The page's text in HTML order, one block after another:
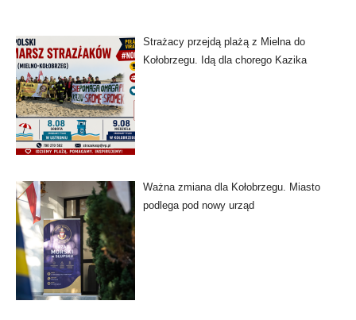
Strażacy przejdą plażą z Mielna do
Kołobrzegu. Idą dla chorego Kazika
Ważna zmiana dla Kołobrzegu. Miasto
podlega pod nowy urząd